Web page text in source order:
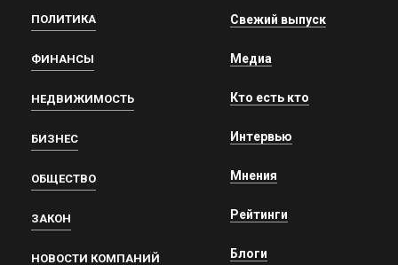
ПОЛИТИКА
ФИНАНСЫ
НЕДВИЖИМОСТЬ
БИЗНЕС
ОБЩЕСТВО
ЗАКОН
НОВОСТИ КОМПАНИЙ
Свежий выпуск
Медиа
Кто есть кто
Интервью
Мнения
Рейтинги
Блоги